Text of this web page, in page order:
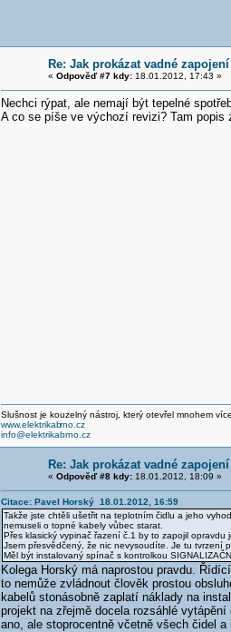
Re: Jak prokázat vadné
« Odpověď #7 kdy:18.01.2012, 17:43 »
Nechci rýpat, ale nemají být tepelné
A co se píše ve výchozí revizi? Tam popis
Slušnost je kouzelný nástroj, který otevřel mnohem
www.elektrikabrno.cz
info@elektrikabrno.cz
Re: Jak prokázat vadné
« Odpověď #8 kdy:18.01.2012, 18:09 »
Citace: Pavel Horský 18.01.2012, 16:59
Takže jste chtěli ušetřit na teplotním čidlu a jeho
nemuseli o topné kabely vůbec starat.
Přes klasický vypinač řazení č.1 by to zapojil
Jsem přesvědčený, že nic nevysoudíte. Je tu tvrzení
Měl být instalovaný spínač s kontrolkou
Kolega Horský má naprostou pravdu.
to nemůže zvládnout člověk prostou
kabelů stonásobně zaplatí náklady na
projekt na zřejmě docela rozsáhlé
ano, ale stoprocentně včetně všech čidel